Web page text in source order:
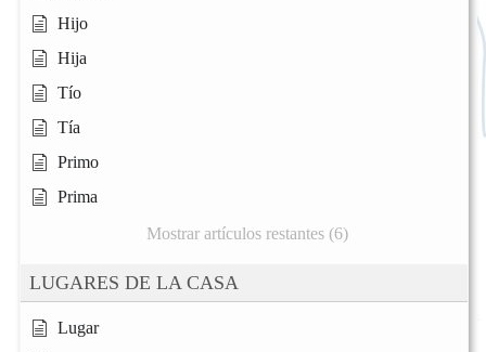
Hijo
Hija
Tío
Tía
Primo
Prima
Mostrar artículos restantes (6)
LUGARES DE LA CASA
Lugar